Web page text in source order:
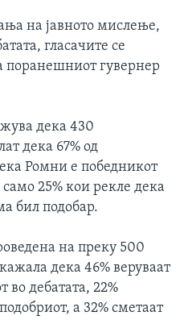
на јавното мислење,
гласачите се
поранешниот гувернер
дека 430
дека 67% од
Ромни е победникот
25% кои рекле дека
бил подобар.
на преку 500
дека 46% веруваат
во дебатата, 22%
а 32% сметаат